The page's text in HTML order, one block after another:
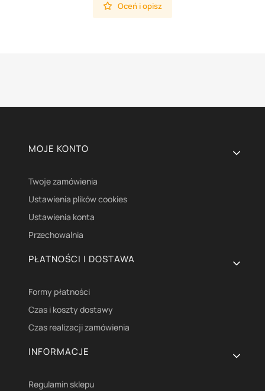
Oceń i opisz
Linki w stopce
MOJE KONTO
Twoje zamówienia
Ustawienia plików cookies
Ustawienia konta
Przechowalnia
PŁATNOŚCI I DOSTAWA
Formy płatności
Czas i koszty dostawy
Czas realizacji zamówienia
INFORMACJE
Regulamin sklepu